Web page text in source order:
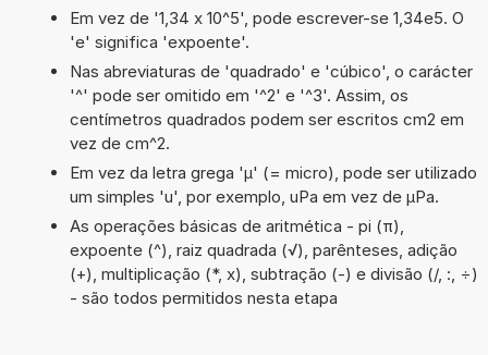
Em vez de '1,34 x 10^5', pode escrever-se 1,34e5. O
'e' significa 'expoente'.
Nas abreviaturas de 'quadrado' e 'cúbico', o carácter
'^' pode ser omitido em '^2' e '^3'. Assim, os
centímetros quadrados podem ser escritos cm2 em
vez de cm^2.
Em vez da letra grega 'µ' (= micro), pode ser utilizado
um simples 'u', por exemplo, uPa em vez de µPa.
As operações básicas de aritmética - pi (π),
expoente (^), raiz quadrada (√), parênteses, adição
(+), multiplicação (*, x), subtração (-) e divisão (/, :, ÷)
- são todos permitidos nesta etapa